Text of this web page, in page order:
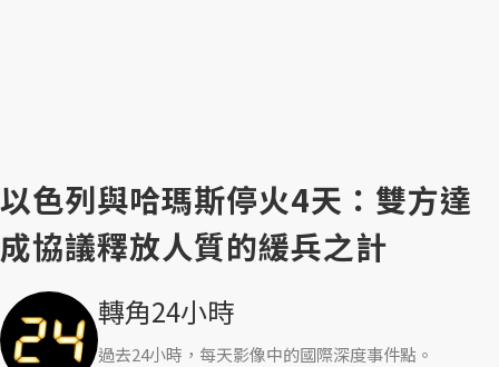
以色列與哈瑪斯停火4天：雙方達
成協議釋放人質的緩兵之計
轉角24小時
過去24小時，每天影像中的國際深度事件點。